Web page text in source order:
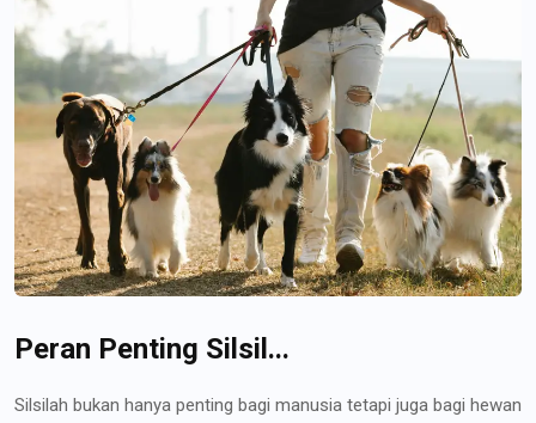
Peran Penting Silsil...
Silsilah bukan hanya penting bagi manusia tetapi juga bagi hewan